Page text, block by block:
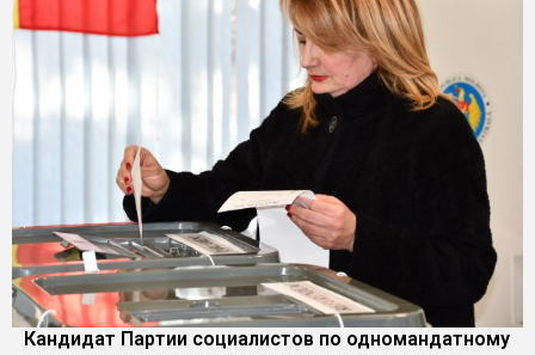
Кандидат Партии социалистов по одномандатному